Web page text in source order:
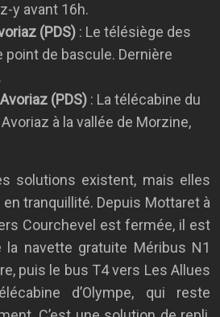
y avant 16h.
(PDS) : Le télésiège des
de bascule. Dernière
(PDS) : La télécabine du
à la vallée de Morzine,
solutions existent, mais elles
tranquillité. Depuis Mottaret à
Courchevel est fermée, il est
la navette gratuite Méribus N1
puis le bus T4 vers Les Allues
d’Olympe, qui reste